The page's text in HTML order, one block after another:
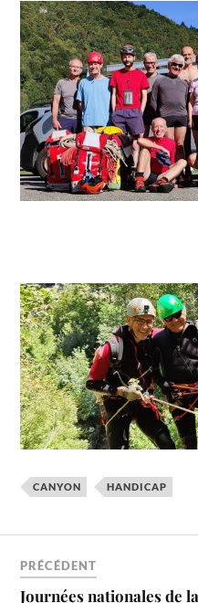
CANYON HANDICAP
PRÉCÉDENT
Journées nationales de